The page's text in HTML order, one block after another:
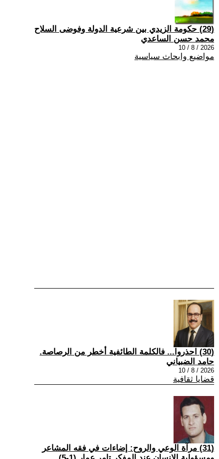
(29) حكومة الزيدي بين شرعية الدولة وفوضى السلاح
محمد حسن الساعدي
2026 / 8 / 10
مواضيع وابحاث سياسية
(30) احذروا... فالكلمة الطائفية أخطر من الرصاصة.
حامد الضبياني
2026 / 8 / 10
قضايا ثقافية
(31) مرآة الوعي والروح: إضاءات في فقه المشاعر